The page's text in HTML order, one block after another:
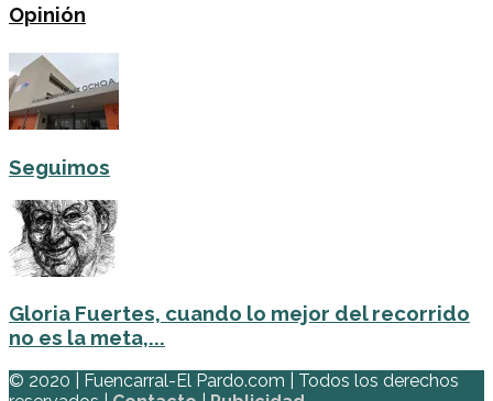
Opinión
Seguimos
Gloria Fuertes, cuando lo mejor del recorrido
no es la meta,...
© 2020 | Fuencarral-El Pardo.com | Todos los derechos